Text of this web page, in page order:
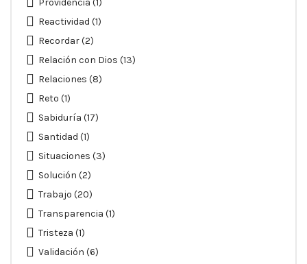
Providencia (1)
Reactividad (1)
Recordar(2)
Relación con Dios (13)
Relaciones (8)
Reto (1)
Sabiduría (17)
Santidad (1)
Situaciones (3)
Solución (2)
Trabajo (20)
Transparencia (1)
Tristeza (1)
Validación (6)